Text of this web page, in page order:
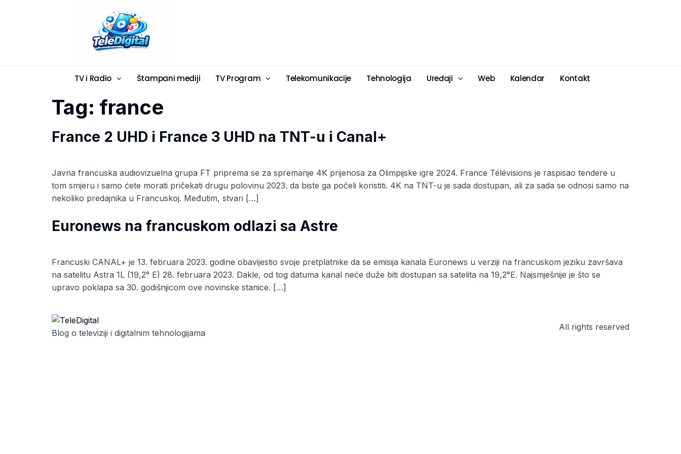
TV i Radio Štampani mediji TV Program Telekomunikacije Tehnologija Uređaji Web Kalendar Kontakt
Tag: france
France 2 UHD i France 3 UHD na TNT-u i Canal+
Javna francuska audiovizuelna grupa FT priprema se za spremanje 4K prijenosa za Olimpijske igre 2024. France Télévisions je raspisao tendere u
tom smjeru i samo ćete morati pričekati drugu polovinu 2023. da biste ga počeli koristiti. 4K na TNT-u je sada dostupan, ali za sada se odnosi samo na
nekoliko predajnika u Francuskoj. Međutim, stvari […]
Euronews na francuskom odlazi sa Astre
Francuski CANAL+ je 13. februara 2023. godine obavijestio svoje pretplatnike da se emisija kanala Euronews u verziji na francuskom jeziku završava
na satelitu Astra 1L (19,2° E) 28. februara 2023. Dakle, od tog datuma kanal neće duže biti dostupan sa satelita na 19,2°E. Najsmješnije je što se
upravo poklapa sa 30. godišnjicom ove novinske stanice. […]
Blog o televiziji i digitalnim tehnologijama
All rights reserved